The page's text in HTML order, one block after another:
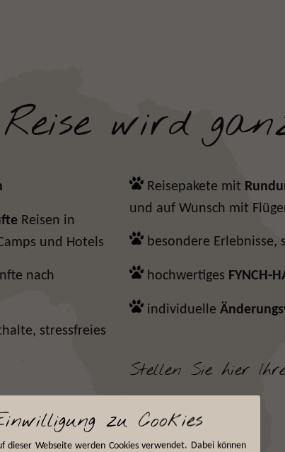
wird
Reisen in
und Hotels
nach
stressfreies
Ideen,
Reisepakete mit
und auf Wunsch mit
besondere Erlebnisse,
hochwertiges FYNCH-
individuelle
Stellen Sie hier
zu Cookies
dieser Webseite werden Cookies verwendet. Dabei können